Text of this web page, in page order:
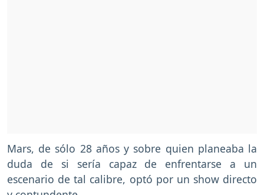
Mars, de sólo 28 años y sobre quien planeaba la
duda de si sería capaz de enfrentarse a un
escenario de tal calibre, optó por un show directo